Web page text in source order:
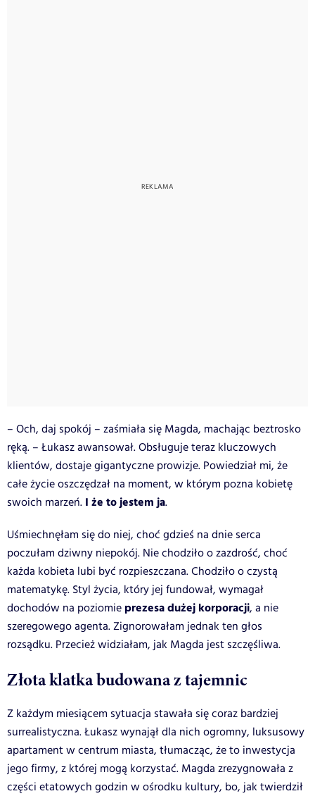
– Och, daj spokój – zaśmiała się Magda, machając beztrosko
ręką. – Łukasz awansował. Obsługuje teraz kluczowych
klientów, dostaje gigantyczne prowizje. Powiedział mi, że
całe życie oszczędzał na moment, w którym pozna kobietę
swoich marzeń. I że to jestem ja.
Uśmiechnęłam się do niej, choć gdzieś na dnie serca
poczułam dziwny niepokój. Nie chodziło o zazdrość, choć
każda kobieta lubi być rozpieszczana. Chodziło o czystą
matematykę. Styl życia, który jej fundował, wymagał
dochodów na poziomie prezesa dużej korporacji, a nie
szeregowego agenta. Zignorowałam jednak ten głos
rozsądku. Przecież widziałam, jak Magda jest szczęśliwa.
Złota klatka budowana z tajemnic
Z każdym miesiącem sytuacja stawała się coraz bardziej
surrealistyczna. Łukasz wynajął dla nich ogromny, luksusowy
apartament w centrum miasta, tłumacząc, że to inwestycja
jego firmy, z której mogą korzystać. Magda zrezygnowała z
części etatowych godzin w ośrodku kultury, bo, jak twierdził